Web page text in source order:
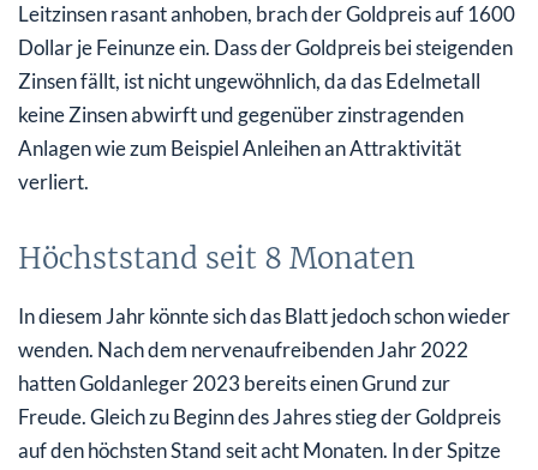
Leitzinsen rasant anhoben, brach der Goldpreis auf 1600
Dollar je Feinunze ein. Dass der Goldpreis bei steigenden
Zinsen fällt, ist nicht ungewöhnlich, da das Edelmetall
keine Zinsen abwirft und gegenüber zinstragenden
Anlagen wie zum Beispiel Anleihen an Attraktivität
verliert.
Höchststand seit 8 Monaten
In diesem Jahr könnte sich das Blatt jedoch schon wieder
wenden. Nach dem nervenaufreibenden Jahr 2022
hatten Goldanleger 2023 bereits einen Grund zur
Freude. Gleich zu Beginn des Jahres stieg der Goldpreis
auf den höchsten Stand seit acht Monaten. In der Spitze